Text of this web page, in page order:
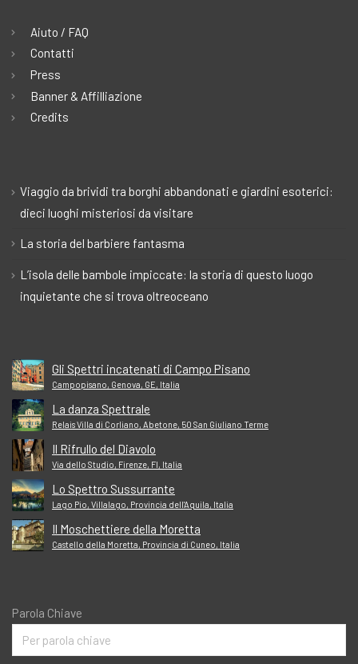
Aiuto / FAQ
Contatti
Press
Banner & Affilliazione
Credits
Viaggio da brividi tra borghi abbandonati e giardini esoterici:
dieci luoghi misteriosi da visitare
La storia del barbiere fantasma
L’isola delle bambole impiccate: la storia di questo luogo
inquietante che si trova oltreoceano
Gli Spettri incatenati di Campo Pisano
Campopisano, Genova, GE, Italia
La danza Spettrale
Relais Villa di Corliano, Abetone, 50 San Giuliano Terme
Il Rifrullo del Diavolo
Via dello Studio, Firenze, FI, Italia
Lo Spettro Sussurrante
Lago Pio, Villalago, Provincia dell'Aquila, Italia
Il Moschettiere della Moretta
Castello della Moretta, Provincia di Cuneo, Italia
Parola Chiave